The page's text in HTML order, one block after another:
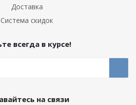
Доставка
Система скидок
всегда в курсе!
на связи